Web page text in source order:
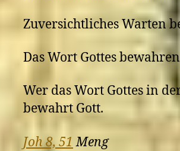
Zuversichtliches Warten
Das Wort Gottes
Wer das Wort Gottes in
bewahrt Gott.
Joh 8, 51 Meng